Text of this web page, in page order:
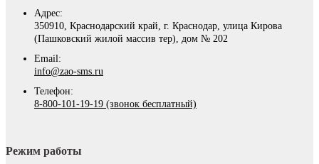
Адрес:
350910, Краснодарский край, г. Краснодар, улица Кирова
(Пашковский жилой массив тер), дом № 202
Email:
info@zao-sms.ru
Телефон:
8-800-101-19-19 (звонок бесплатный)
Режим работы